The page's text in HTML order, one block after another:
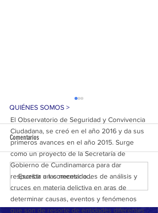
GOLPE AL ECOCIDIO EN SOACHA:
CUATRO CAPTURADOS POR
EXTRACCIÓN ILEGAL DE CARBÓN
VEGETAL
Comentarios
Escribir un comentario...
QUIÉNES SOMOS >
El Observatorio de Seguridad y Convivencia
Ciudadana, se creó en el año 2016 y da sus
primeros avances en el año 2015. Surge
como un proyecto de la Secretaría de
Gobierno de Cundinamarca para dar
respuesta a las necesidades de análisis y
cruces en materia delictiva en aras de
determinar causas, eventos y fenómenos
que son de resorte de entidades diferentes